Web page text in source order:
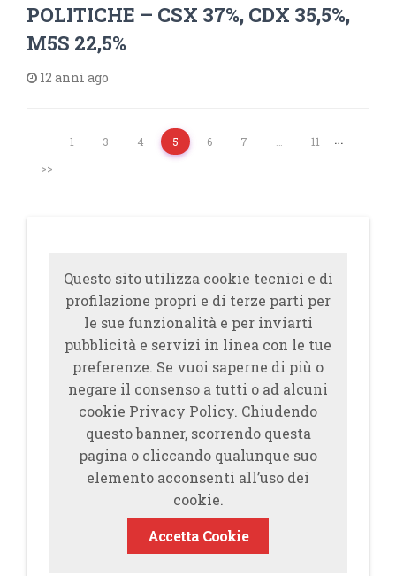
POLITICHE – CSX 37%, CDX 35,5%,
M5S 22,5%
12 anni ago
1 …
3 4 5 6 7
11
>>
Questo sito utilizza cookie tecnici e di
profilazione propri e di terze parti per
le sue funzionalità e per inviarti
pubblicità e servizi in linea con le tue
preferenze. Se vuoi saperne di più o
negare il consenso a tutti o ad alcuni
cookie Privacy Policy. Chiudendo
questo banner, scorrendo questa
pagina o cliccando qualunque suo
elemento acconsenti all’uso dei
cookie.
Accetta Cookie